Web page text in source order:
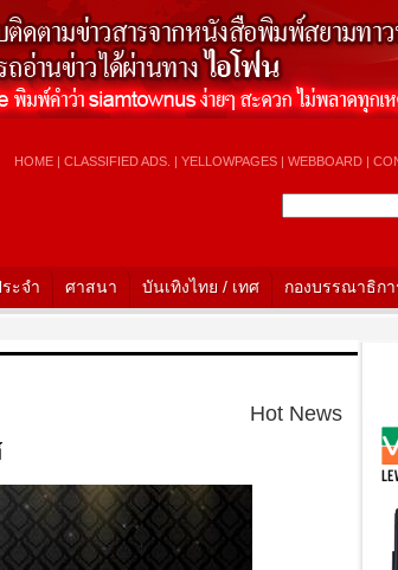
HOME| CLASSIFIED ADS. | YELLOWPAGES| WEBBOARD|
ะจำ ศาสนา บันเทิงไทย / เทศ กองบรรณาธิกา
Hot News